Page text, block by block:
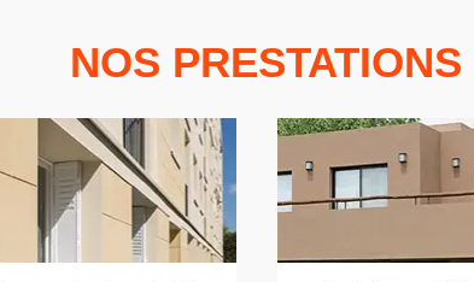
NOS PRESTATIONS